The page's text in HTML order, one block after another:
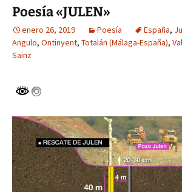
Poesía «JULEN»
enero 26, 2019 Poesía España,
Angulo, Ontinyent, Totalán (Málaga-España),
Sainz